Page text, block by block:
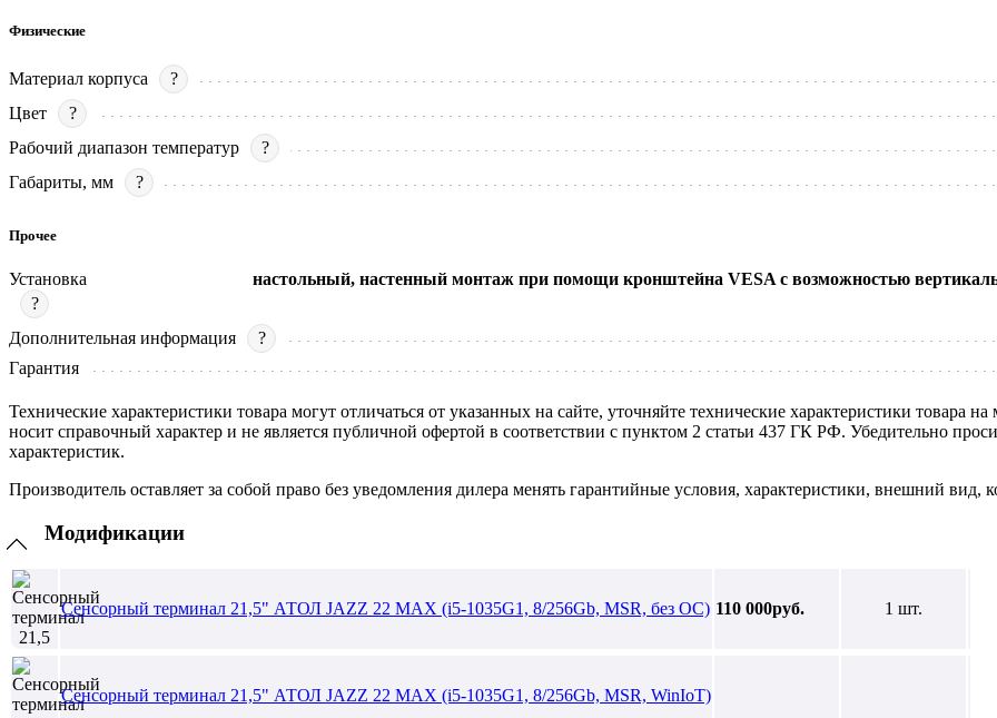
Физические
Материал корпуса
?
Цвет
?
Рабочий диапазон температур
?
Габариты, мм
?
Прочее
Установка
?
настольный, настенный монтаж при помощи кронштейна VESA с возможностью
Дополнительная информация
?
Гарантия
Технические характеристики товара могут отличаться от указанных на сайте, уточняйте технические характеристики
носит справочный характер и не является публичной офертой в соответствии с пунктом 2 статьи 437 ГК РФ. Убедительно
характеристик.
Производитель оставляет за собой право без уведомления дилера менять гарантийные условия, характеристики, внешний вид,
Модификации
Сенсорный терминал 21,5" АТОЛ JAZZ 22 MAX (i5-1035G1, 8/256Gb, MSR, без ОС) 110 000руб. 1 шт.
Сенсорный терминал 21,5" АТОЛ JAZZ 22 MAX (i5-1035G1, 8/256Gb, MSR, WinIoT)